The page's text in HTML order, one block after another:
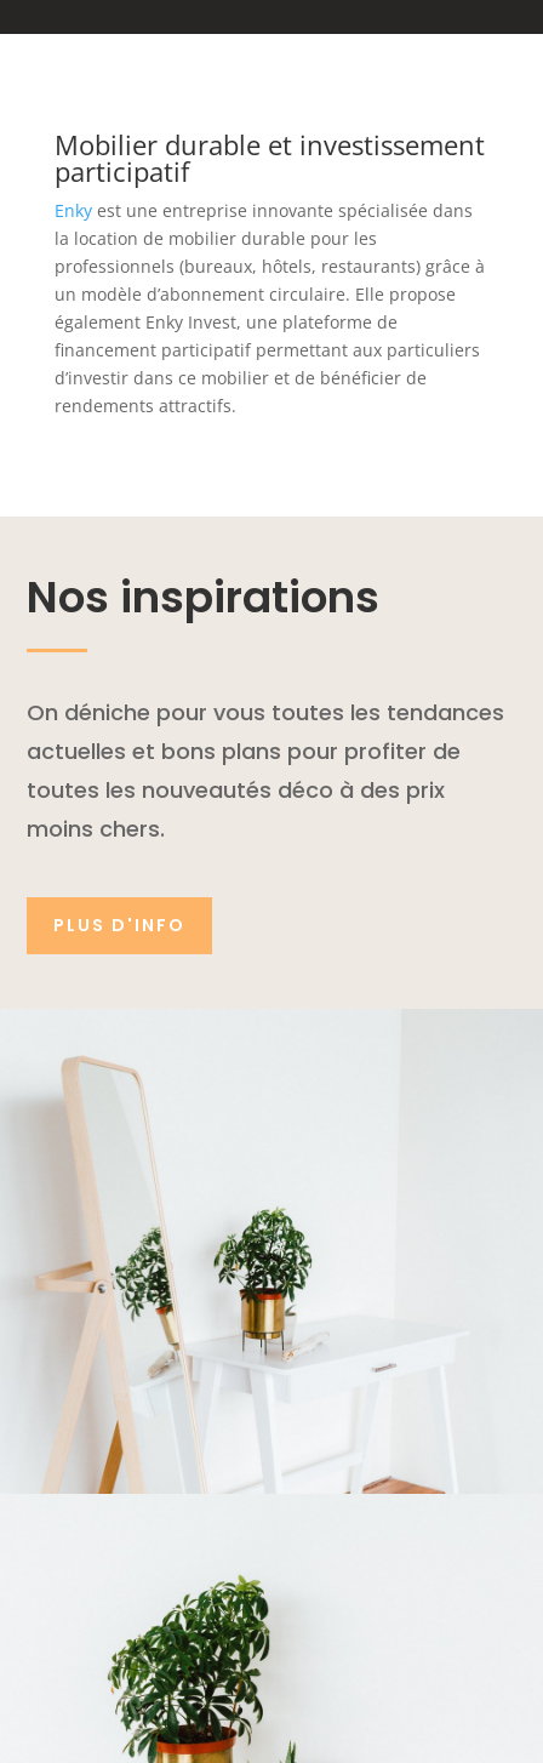
Mobilier durable et investissement
participatif
Enkyest une entreprise innovante spécialisée dans
la location de mobilier durable pour les
professionnels (bureaux, hôtels, restaurants) grâce à
un modèle d’abonnement circulaire. Elle propose
également Enky Invest, une plateforme de
financement participatif permettant aux particuliers
d’investir dans ce mobilier et de bénéficier de
rendements attractifs.
Nos inspirations
On déniche pour vous toutes les tendances
actuelles et bons plans pour profiter de
toutes les nouveautés déco à des prix
moins chers.
PLUS D'INFO